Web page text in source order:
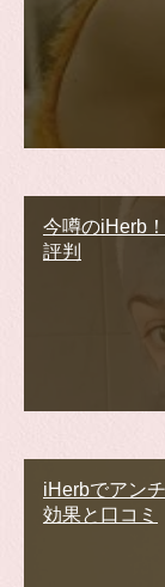
今噂のiHerb
評判
iHerbでアン
効果と口コミ